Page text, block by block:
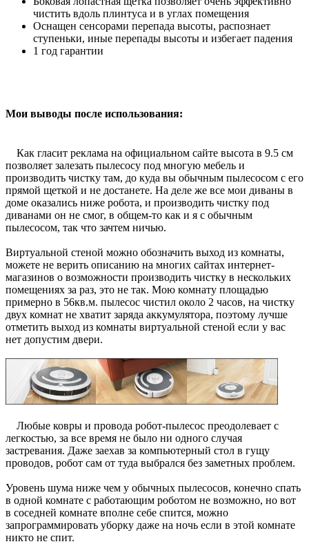
чистить вдоль плинтуса и в углах помещения
Оснащен сенсорами перепада высоты, распознает
ступеньки, иные перепады высоты и избегает падения
1 год гарантии
Мои выводы после использования:
Как гласит реклама на официальном сайте высота в 9.5 см
позволяет залезать пылесосу под многую мебель и
производить чистку там, до куда вы обычным пылесосом с его
прямой щеткой и не достанете. На деле же все мои диваны в
доме оказались ниже робота, и производить чистку под
диванами он не смог, в общем-то как и я с обычным
пылесосом, так что зачтем ничью.
Виртуальной стеной можно обозначить выход из комнаты,
можете не верить описанию на многих сайтах интернет-
магазинов о возможности производить чистку в нескольких
помещениях за раз, это не так. Мою комнату площадью
примерно в 56кв.м. пылесос чистил около 2 часов, на чистку
двух комнат не хватит заряда аккумулятора, поэтому лучше
отметить выход из комнаты виртуальной стеной если у вас
нет допустим двери.
Любые ковры и провода робот-пылесос преодолевает с
легкостью, за все время не было ни одного случая
застревания. Даже заехав за компьютерный стол в гущу
проводов, робот сам от туда выбрался без заметных проблем.
Уровень шума ниже чем у обычных пылесосов, конечно спать
в одной комнате с работающим роботом не возможно, но вот
в соседней комнате вполне себе спится, можно
запрограммировать уборку даже на ночь если в этой комнате
никто не спит.